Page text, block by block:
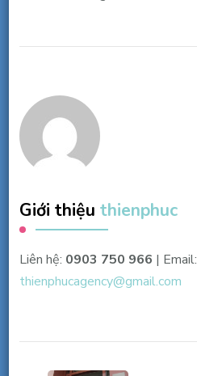
Giới thiệu thienphuc
Liên hệ: 0903 750 966 | Email:
thienphucagency@gmail.com